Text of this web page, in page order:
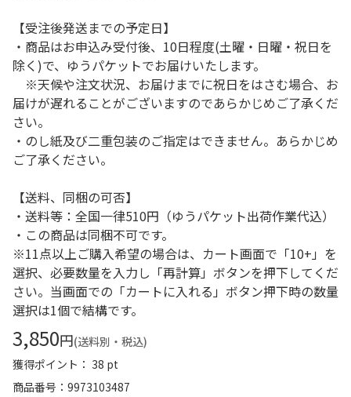
【受注後発送までの予定日】
・商品はお申込み受付後、10日程度(土曜・日曜・祝日を
除く)で、ゆうパケットでお届けいたします。
※天候や注文状況、お届けまでに祝日をはさむ場合、お
届けが遅れることがございますのであらかじめご了承くだ
さい。
・のし紙及び二重包装のご指定はできません。あらかじめ
ご了承ください。
【送料、同梱の可否】
・送料等：全国一律510円（ゆうパケット出荷作業代込）
・この商品は同梱不可です。
※11点以上ご購入希望の場合は、カート画面で「10+」を
選択、必要数量を入力し「再計算」ボタンを押下してくだ
さい。当画面での「カートに入れる」ボタン押下時の数量
選択は1個で結構です。
3,850円(送料別・税込)
獲得ポイント： 38 pt
商品番号
9973103487